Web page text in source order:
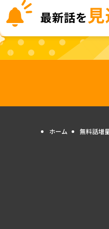
ホーム 無料話増